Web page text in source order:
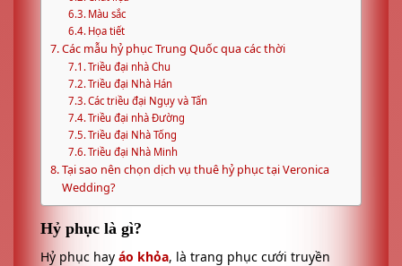
Màu sắc
Họa tiết
Các mẫu hỷ phục Trung Quốc qua các thời
Triều đại nhà Chu
Triều đại Nhà Hán
Các triều đại Ngụy và Tấn
Triều đại nhà Đường
Triều đại Nhà Tống
Triều đại Nhà Minh
Tại sao nên chọn dịch vụ thuê hỷ phục tại Veronica
Wedding?
Hỷ phục là gì?
Hỷ phục hay áo khỏa, là trang phục cưới truyền